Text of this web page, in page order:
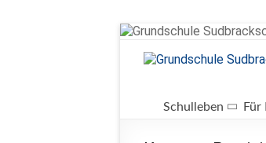
Zum
springen
Schulleben Für